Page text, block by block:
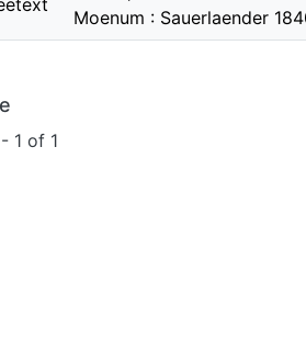
Moenum : Sauerlaender
1 of 1